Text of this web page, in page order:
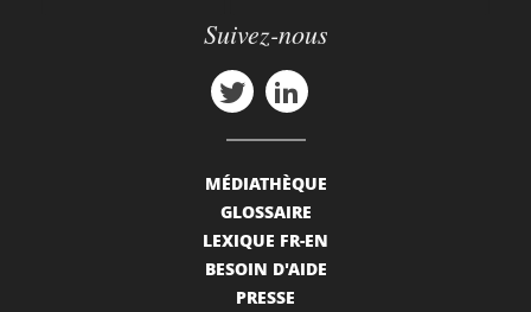
Suivez-nous
MÉDIATHÈQUE
GLOSSAIRE
LEXIQUE FR-EN
BESOIN D'AIDE
PRESSE